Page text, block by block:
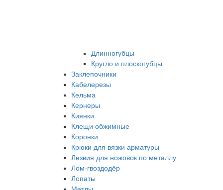
Длинногубцы
Кругло и плоскогубцы
Заклепочники
Кабелерезы
Кельма
Кернеры
Киянки
Клещи обжимные
Коронки
Крюки для вязки арматуры
Лезвия для ножовок по металлу
Лом-гвоздодёр
Лопаты